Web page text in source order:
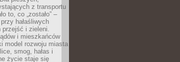
z transportu
to, co „zostało” –
hałaśliwych
przejść i zieleni.
i mieszkańców
model rozwoju miasta
smog, hałas i
życie staje się